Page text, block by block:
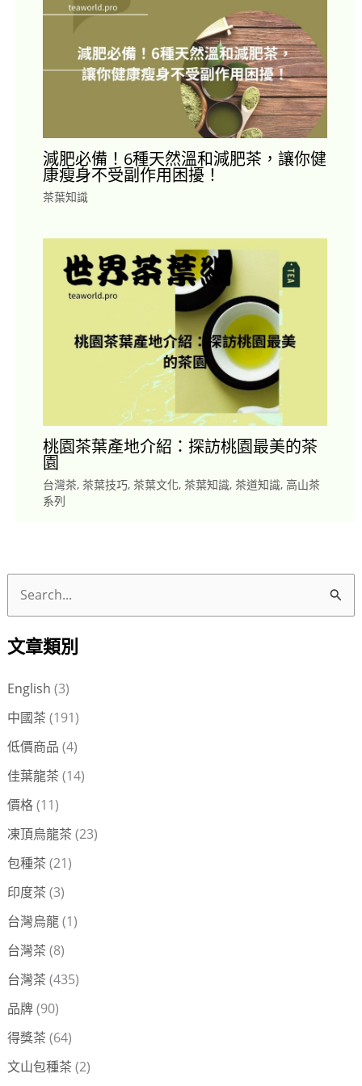
減肥必備！6種天然溫和減肥茶，讓你健
康瘦身不受副作用困擾！
茶葉知識
桃園茶葉產地介紹：探訪桃園最美的茶
園
台灣茶, 茶葉技巧, 茶葉文化, 茶葉知識, 茶道知識, 高山茶
系列
關
文章類別
English (3)
中國茶 (191)
低價商品 (4)
佳葉龍茶 (14)
價格(11)
凍頂烏龍茶 (23)
包種茶 (21)
印度茶 (3)
台灣烏龍(1)
台灣茶 (8)
台灣茶 (435)
品牌(90)
得獎茶 (64)
文山包種茶 (2)